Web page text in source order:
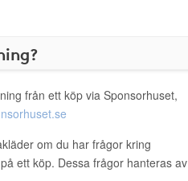
från ett köp via Sponsorhuset,
om du har frågor kring
ett köp. Dessa frågor hanteras av